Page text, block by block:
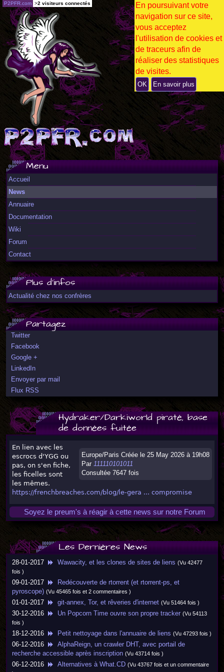
Menu
Accueil
News
Annuaire
Documentation
Wiki
Forum
Contact
Plus d'infos
Actualité chez nos confrères
Partagez
Twitter
Facebook
Google +
LinkedIn
Envoyer par mail
Flux RSS
Hydraker/Darkiworld piraté, base
de données fuitée
Europe/Paris Créée le 25 May 2026 à 19h08
Par 111110101011
Consultée 7647 fois
En lien avec les
escrocs d'YGG ou
pas, on s'en fiche,
les ficelles sont
les mêmes.
https://frenchbreaches.com/blog/le-gera ... compromise
Soyez le preum's à réagir à cette news sur notre Forum
Les Dernières News
28-01-2017 Wawacity, et les clones de sites de liens (Vu 42477
fois )
09-01-2017
Redécouverte de rtorrent (et rtorrent-ps, et
pyroscope) (Vu 45465 fois et 2 commentaires )
01-01-2017 git-annex, Tor, et rêveries d'internet (Vu 51464 fois )
30-12-2016 Un Popcorn Time ouvre son propre tracker (Vu 54113
fois )
18-12-2016 Petit nettoyage dans l'annuaire de liens (Vu 47293 fois )
06-12-2016
AlphaReign, un crawler DHT, avec portail de
recherche accessible après inscription (Vu 43714 fois )
06-12-2016 Alternatives à What.CD (Vu 43767 fois et un commentaire
P2PFR.com >2 visiteurs connectés
En poursuivant votre
navigation sur ce site,
vous acceptez
l'utilisation de cookies et
de traceurs afin de
réaliser des statistiques
de visites.
OK En savoir plus